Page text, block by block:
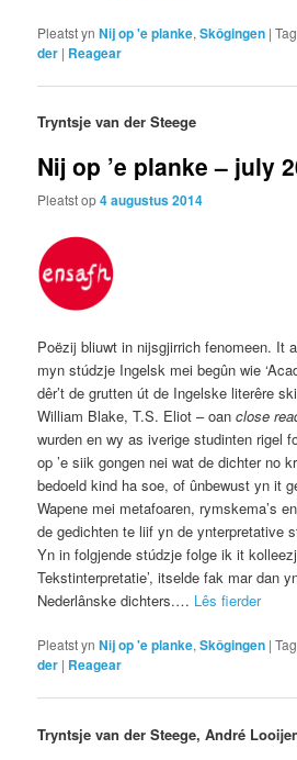
Pleatst yn Nij op 'e planke,Skôgingen |
der | Reagear
Tryntsje van der Steege
Nij op ’e planke – july
Pleatst op4 augustus 2014
Poëzij bliuwt in nijsgjirrich fenomeen. It
myn stúdzje Ingelsk mei begûn wie
dêr’t de grutten út de Ingelske literêre
William Blake, T.S. Eliot – oanclose
wurden en wy as iverige studinten rigel
op ’e siik gongen nei wat de dichter no
bedoeld kind ha soe, of ûnbewust yn it
Wapene mei metafoaren, rymskema’s
de gedichten te liif yn de ynterpretative
Yn in folgjende stúdzje folge ik it
Tekstinterpretatie’, itselde fak mar dan
Nederlânske dichters.… Lês fierder
Pleatst yn Nij op 'e planke,Skôgingen |
der | Reagear
Tryntsje van der Steege, André